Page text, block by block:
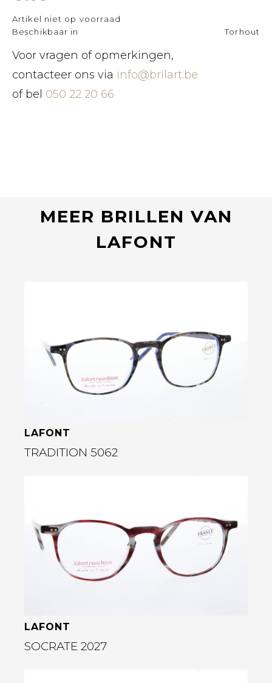
Artikel niet op voorraad
Beschikbaar in
Torhout
Voor vragen of opmerkingen,
contacteer ons via info@brilart.be
of bel 050 22 20 66
MEER BRILLEN VAN
LAFONT
LAFONT
TRADITION 5062
LAFONT
SOCRATE 2027